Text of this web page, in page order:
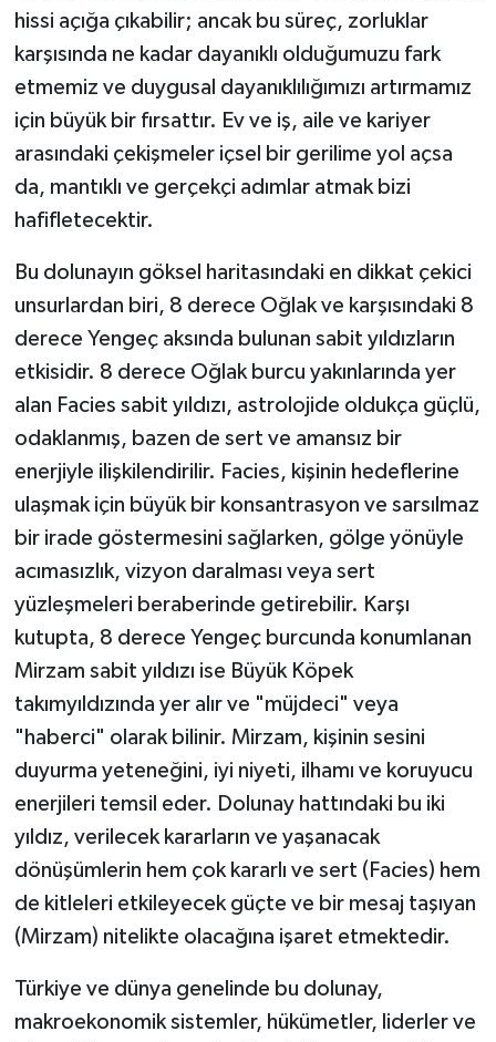
hissi açığa çıkabilir; ancak bu süreç, zorluklar
karşısında ne kadar dayanıklı olduğumuzu fark
etmemiz ve duygusal dayanıklılığımızı artırmamız
için büyük bir fırsattır. Ev ve iş, aile ve kariyer
arasındaki çekişmeler içsel bir gerilime yol açsa
da, mantıklı ve gerçekçi adımlar atmak bizi
hafifletecektir.
Bu dolunayın göksel haritasındaki en dikkat çekici
unsurlardan biri, 8 derece Oğlak ve karşısındaki 8
derece Yengeç aksında bulunan sabit yıldızların
etkisidir. 8 derece Oğlak burcu yakınlarında yer
alan Facies sabit yıldızı, astrolojide oldukça güçlü,
odaklanmış, bazen de sert ve amansız bir
enerjiyle ilişkilendirilir. Facies, kişinin hedeflerine
ulaşmak için büyük bir konsantrasyon ve sarsılmaz
bir irade göstermesini sağlarken, gölge yönüyle
acımasızlık, vizyon daralması veya sert
yüzleşmeleri beraberinde getirebilir. Karşı
kutupta, 8 derece Yengeç burcunda konumlanan
Mirzam sabit yıldızı ise Büyük Köpek
takımyıldızında yer alır ve "müjdeci" veya
"haberci" olarak bilinir. Mirzam, kişinin sesini
duyurma yeteneğini, iyi niyeti, ilhamı ve koruyucu
enerjileri temsil eder. Dolunay hattındaki bu iki
yıldız, verilecek kararların ve yaşanacak
dönüşümlerin hem çok kararlı ve sert (Facies) hem
de kitleleri etkileyecek güçte ve bir mesaj taşıyan
(Mirzam) nitelikte olacağına işaret etmektedir.
Türkiye ve dünya genelinde bu dolunay,
makroekonomik sistemler, hükümetler, liderler ve